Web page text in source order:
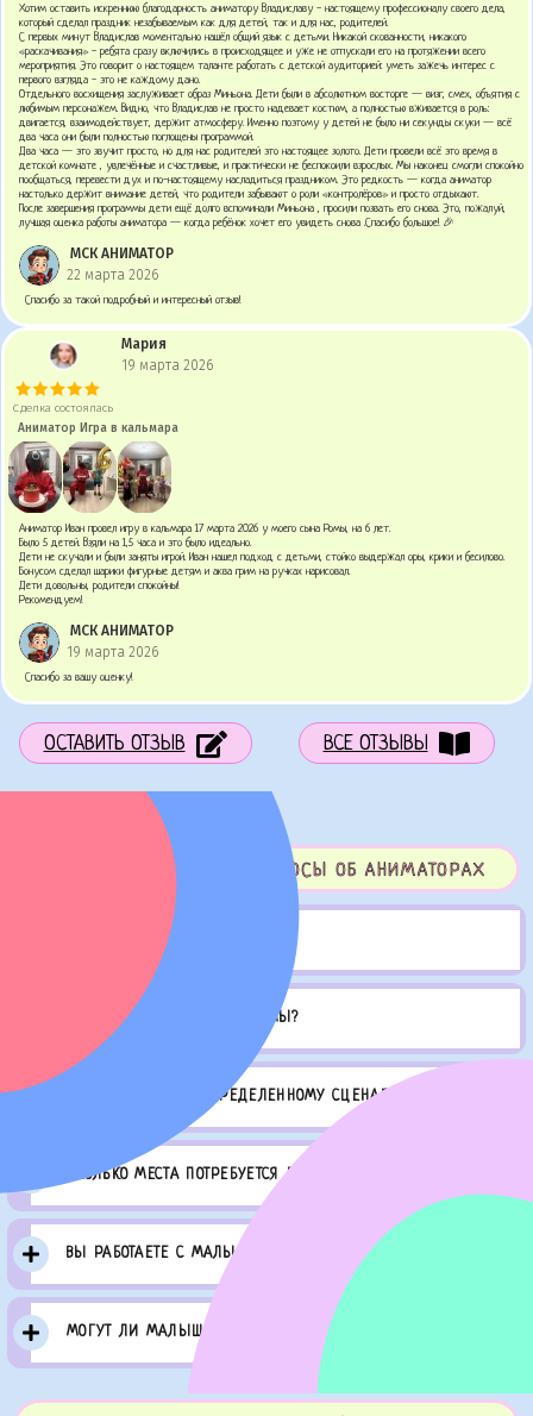
Хотим оставить искреннюю благодарность аниматору Владиславу - настоящему профессионалу своего дела,
который сделал праздник незабываемым как для детей, так и для нас, родителей.
С первых минут Владислав моментально нашёл общий язык с детьми. Никакой скованности, никакого
«раскачивания» - ребята сразу включились в происходящее и уже не отпускали его на протяжении всего
мероприятия. Это говорит о настоящем таланте работать с детской аудиторией: уметь зажечь интерес с
первого взгляда - это не каждому дано.
Отдельного восхищения заслуживает образ Миньона. Дети были в абсолютном восторге — визг, смех, объятия с
любимым персонажем. Видно, что Владислав не просто надевает костюм, а полностью вживается в роль:
двигается, взаимодействует, держит атмосферу. Именно поэтому у детей не было ни секунды скуки — всё
два часа они были полностью поглощены программой.
Два часа — это звучит просто, но для нас родителей это настоящее золото. Дети провели всё это время в
детской комнате , увлечённые и счастливые, и практически не беспокоили взрослых. Мы наконец смогли спокойно
пообщаться, перевести дух и по-настоящему насладиться праздником. Это редкость — когда аниматор
настолько держит внимание детей, что родители забывают о роли «контролёров» и просто отдыхают.
После завершения программы дети ещё долго вспоминали Миньона , просили позвать его снова. Это, пожалуй,
лучшая оценка работы аниматора — когда ребёнок хочет его увидеть снова .Спасибо большое! 🎉
МСК АНИМАТОР
22 марта 2026
Спасибо за такой подробный и интересный отзыв!
Мария
19 марта 2026
Сделка состоялась
Аниматор Игра в кальмара
Аниматор Иван провел игру в кальмара 17 марта 2026 у моего сына Ромы, на 6 лет.
Было 5 детей. Взяли на 1,5 часа и это было идеально.
Дети не скучали и были заняты игрой. Иван нашел подход с детьми, стойко выдержал оры, крики и бесилово.
Бонусом сделал шарики фигурные детям и аква грим на ручках нарисовал.
Дети довольны, родители спокойны!
Рекомендуем!
МСК АНИМАТОР
19 марта 2026
Спасибо за вашу оценку!
ОСТАВИТЬ ОТЗЫВ ВСЕ ОТЗЫВЫ
ЧАСТО ЗАДАВАЕМЫЕ ВОПРОСЫ ОБ АНИМАТОРАХ
КАК ОФОРМИТЬ ЗАКАЗ?
ЧЕМ ОТЛИЧАЮТСЯ ПРОГРАММЫ?
ВЫ РАБОТАЕТЕ ПО ОПРЕДЕЛЕННОМУ СЦЕНАРИЮ?
СКОЛЬКО МЕСТА ПОТРЕБУЕТСЯ ДЛЯ ИГР?
ВЫ РАБОТАЕТЕ С МАЛЫШАМИ?
МОГУТ ЛИ МАЛЫШИ ИСПУГАТЬСЯ АНИМАТОРА?